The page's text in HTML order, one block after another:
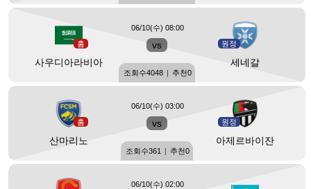
홈
사우디아라비아
vs 원정
세네갈
06/10(수) 08:00
조회수4048 | 추천0
홈
산마리노
vs 원정
아제르바이잔
06/10(수) 03:00
조회수361 | 추천0
06/10(수) 02:00